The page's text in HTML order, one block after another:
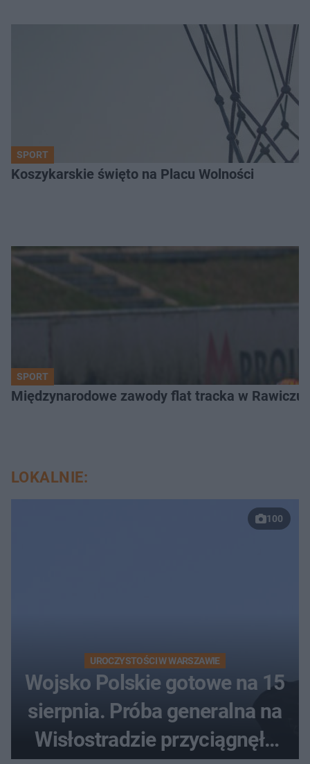
SPORT
Koszykarskie święto na Placu Wolności
SPORT
Międzynarodowe zawody flat tracka w
LOKALNIE:
100
UROCZYSTOŚCI W WARSZAWIE
Wojsko Polskie gotowe na 15
sierpnia. Próba generalna na
Wisłostradzie przyciągnęła